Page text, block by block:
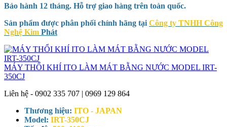
Bảo hành 12 tháng. Hỗ trợ giao hàng trên toàn quốc.
Sản phẩm được phân phối chính hãng tại Công ty TNHH Công
Nghệ Kim Phát
MÁY THỔI KHÍ ITO LÀM MÁT BẰNG NƯỚC MODEL IRT-
350CJ
Liên hệ - 0902 335 707 | 0969 129 864
Thương hiệu: ITO - JAPAN
Model: IRT-350CJ